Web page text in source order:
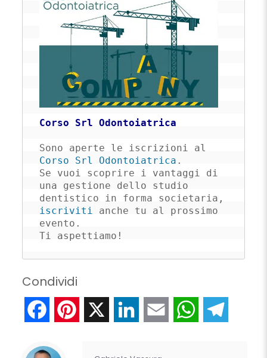
Corso Srl Odontoiatrica
Corso Srl Odontoiatrica .
Se vuoi scoprire i vantaggi di
una gestione dello studio
iscriviti anche tu al prossimo
evento.
Ti aspettiamo!
Condividi
FacebookPinterest LinkedIn Email WhatsApp